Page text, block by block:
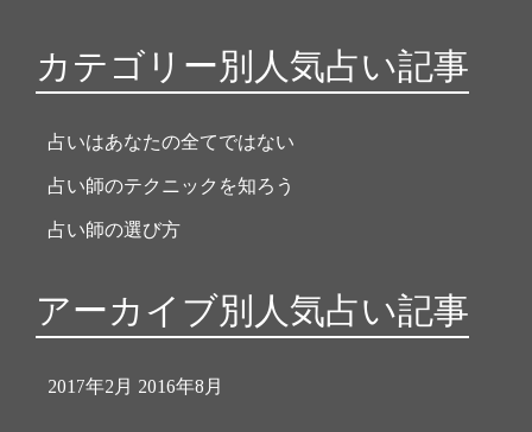
カテゴリー別人気占い記事
占いはあなたの全てではない
占い師のテクニックを知ろう
占い師の選び方
アーカイブ別人気占い記事
2017年2月 2016年8月